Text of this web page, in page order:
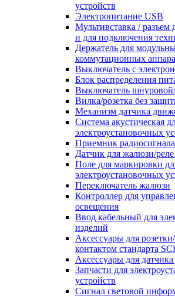
устройств
Электропитание USB
Мультивставка / разъем
и для подключения
Держатель для
коммутационных
Выключатель с
Блок распределения
Выключатель
Вилка/розетка без
Механизм датчика
Система акустическая
электроустановочных
Приемник радиосигнала
Датчик для жалюзи/
Поле для маркировки
электроустановочных
Переключатель жалюзи
Контроллер для
освещения
Ввод кабельный для
изделий
Аксессуары для
контактом стандарта
Аксессуары для
Запчасти для
устройств
Сигнал световой